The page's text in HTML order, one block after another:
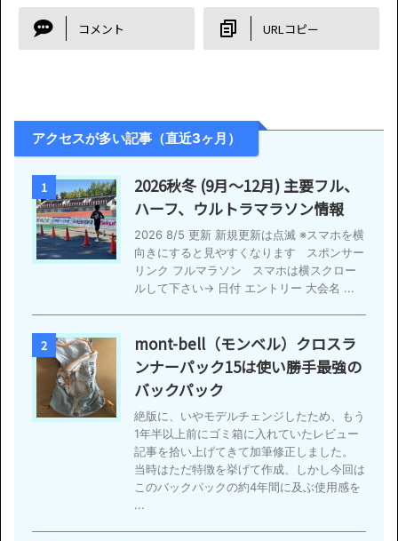
コメント URLコピー
アクセスが多い記事（直近3ヶ月）
1
2026秋冬 (9月〜12月) 主要フル、
ハーフ、ウルトラマラソン情報
2026 8/5 更新 新規更新は点滅 ※スマホを横
向きにすると見やすくなります スポンサー
リンク フルマラソン スマホは横スクロー
ルして下さい→ 日付 エントリー 大会名 ...
2
mont-bell（モンベル）クロスラ
ンナーパック15は使い勝手最強の
バックパック
絶版に、いやモデルチェンジしたため、もう
1年半以上前にゴミ箱に入れていたレビュー
記事を拾い上げてきて加筆修正しました。
当時はただ特徴を挙げて作成、しかし今回は
このバックパックの約4年間に及ぶ使用感を
...